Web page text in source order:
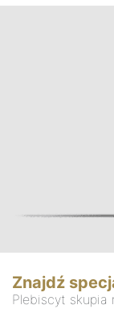
Znajdź
Plebiscyt skupia